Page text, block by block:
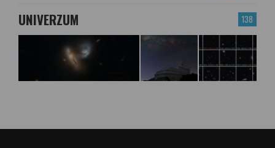
138
UNIVERZUM